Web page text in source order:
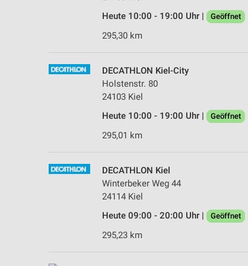
Heute 10:00 - 19:00 Uhr |
Geöffnet
295,30 km
DECATHLON Kiel-City
Holstenstr. 80
24103 Kiel
Heute 10:00 - 19:00 Uhr |
Geöffnet
295,01 km
DECATHLON Kiel
Winterbeker Weg 44
24114 Kiel
Heute 09:00 - 20:00 Uhr |
Geöffnet
295,23 km